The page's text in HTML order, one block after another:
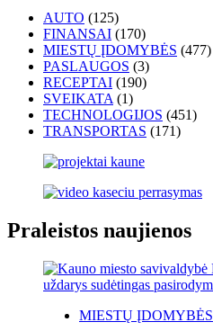
AUTO (125)
FINANSAI (170)
MIESTŲ ĮDOMYBĖS (477)
PASLAUGOS (3)
RECEPTAI (190)
SVEIKATA (1)
TECHNOLOGIJOS (451)
TRANSPORTAS (171)
Praleistos naujienos
MIESTŲ ĮDOMYBĖS